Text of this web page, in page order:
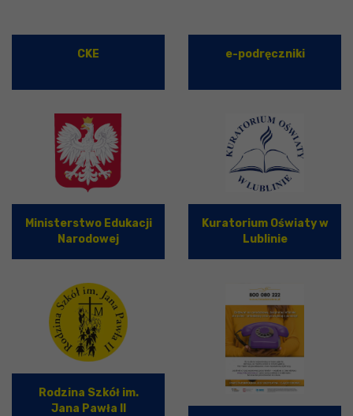
CKE e-podręczniki
Ministerstwo Edukacji
Narodowej
Kuratorium Oświaty w
Lublinie
Rodzina Szkół im.
Jana Pawła II